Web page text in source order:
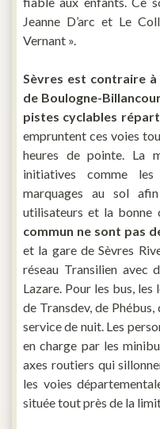
Jeanne D’arc et Le
Vernant ».
Sèvres est contraire
de Boulogne-
pistes cyclables
empruntent ces voies
heures de pointe. La
initiatives comme
marquages au sol
utilisateurs et la bonne
commun ne sont pas
et la gare de Sèvres
réseau Transilien avec
Lazare. Pour les bus,
de Transdev, de
service de nuit. Les
en charge par les
axes routiers qui
les voies
située tout près de la